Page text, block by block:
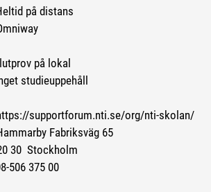
på distans
på lokal
studieuppehåll
supportforum.nti.se/org/nti-skolan/
Fabriksväg 65
Stockholm
375 00